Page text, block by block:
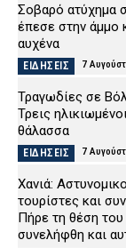
Σοβαρό ατύχημα
έπεσε στην άμμο
αυχένα
ΕΙΔΗΣΕΙΣ 7
Τραγωδίες σε
Τρεις
θάλασσα
ΕΙΔΗΣΕΙΣ 7
Χανιά:
τουρίστες και
Πήρε τη θέση του
συνελήφθη και